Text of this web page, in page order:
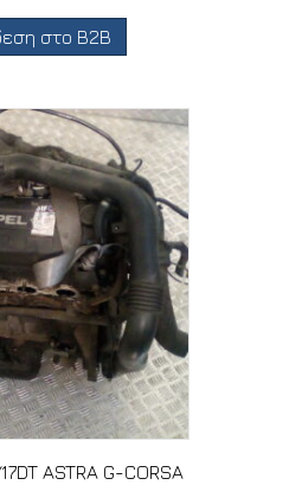
στο B2B
ASTRA G-CORSA